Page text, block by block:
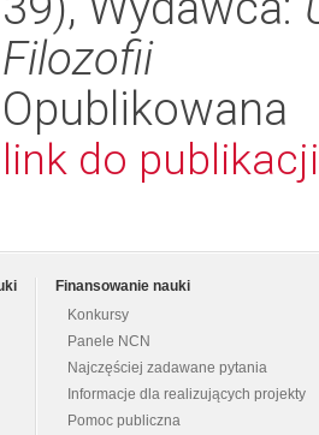
Filozofii
Opublikowana
link do publikacji
Finansowanie nauki
Konkursy
Panele NCN
Najczęściej zadawane pytania
Informacje dla realizujących projekty
Pomoc publiczna